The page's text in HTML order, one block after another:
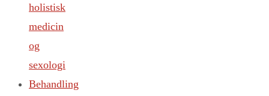
holistisk
medicin
og
sexologi
Behandling